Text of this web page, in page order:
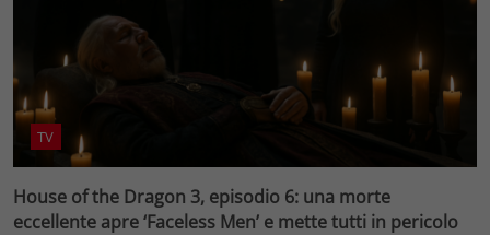
TV
House of the Dragon 3, episodio 6: una morte
eccellente apre ‘Faceless Men’ e mette tutti in pericolo